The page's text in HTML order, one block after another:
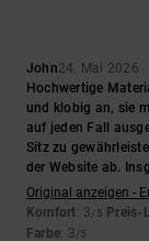
John24. Mai 2026
Hochwertige
und klobig an, sie
auf jeden Fall
Sitz zu
der Website ab.
Original anzeigen -
Komfort: 3/5 Preis-
Farbe: 3/5